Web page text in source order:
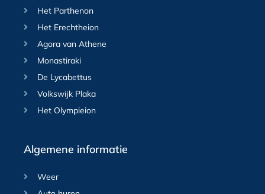
Het Parthenon
Het Erechtheion
Agora van Athene
Monastiraki
De Lycabettus
Volkswijk Plaka
Het Olympieion
Algemene informatie
Weer